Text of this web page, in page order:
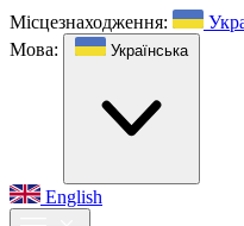
Місцезнаходження:
Мова:
Українська
English